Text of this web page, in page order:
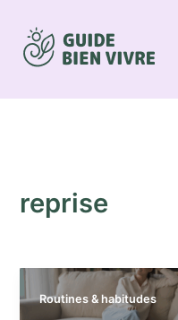
contenu
reprise
Routines & habitudes